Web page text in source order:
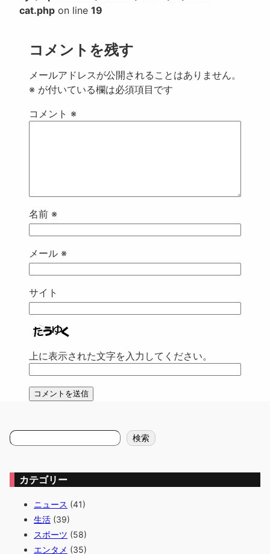
cat.php on line 19
コメントを残す
メールアドレスが公開されることはありません。
※ が付いている欄は必須項目です
コメント ※
名前 ※
メール ※
サイト
上に表示された文字を入力してください。
検
索
検索
カテゴリー
ニュース (41)
生活 (39)
スポーツ (58)
エンタメ (35)